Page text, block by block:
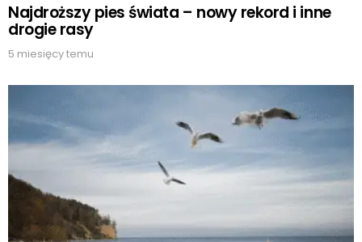
Najdroższy pies świata – nowy rekord i inne
drogie rasy
5 miesięcy temu